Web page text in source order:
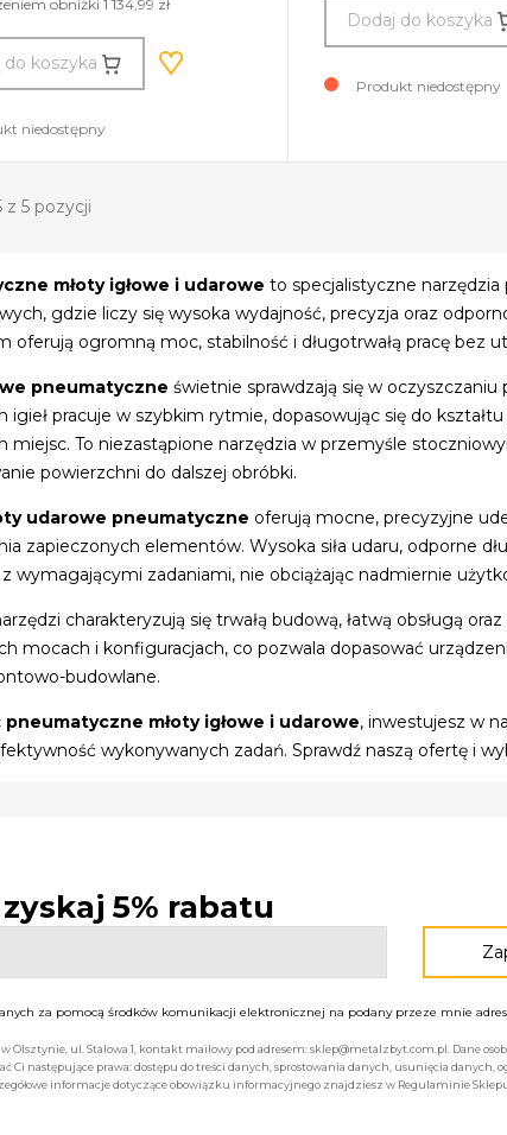
obniżki 1 134,99 zł
do koszyka
niedostępny
Dodaj do koszyka
Produkt niedostępny
z 5 pozycji
młoty igłowe i udarowe to specjalistyczne
gdzie liczy się wysoka wydajność, precyzja oraz
oferują ogromną moc, stabilność i długotrwałą pracę bez
pneumatyczne świetnie sprawdzają się w
igieł pracuje w szybkim rytmie, dopasowując się do
miejsc. To niezastąpione narzędzia w przemyśle
powierzchni do dalszej obróbki.
udarowe pneumatyczne oferują mocne, precyzyjne
zapieczonych elementów. Wysoka siła udaru, odporne
wymagającymi zadaniami, nie obciążając nadmiernie
charakteryzują się trwałą budową, łatwą obsługą
mocach i konfiguracjach, co pozwala dopasować
budowlane.
pneumatyczne młoty igłowe i udarowe, inwestujesz w
wykonywanych zadań. Sprawdź naszą ofertę i
5% rabatu
za pomocą środków komunikacji elektronicznej na podany przeze mnie
ul. Stalowa 1, kontakt mailowy pod adresem: sklep@metalzbyt.com.pl. Dane
Ci następujące prawa: dostępu do treści danych, sprostowania danych, usunięcia
informacje dotyczące obowiązku informacyjnego znajdziesz w Regulaminie